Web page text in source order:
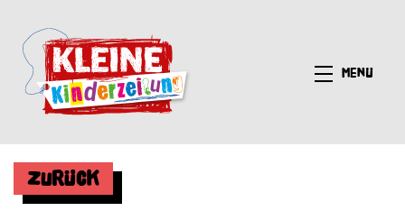
Menü
Zurück